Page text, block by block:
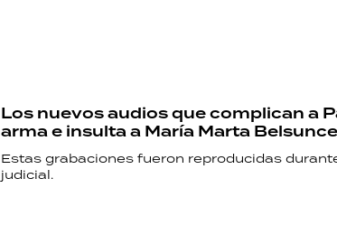
Los nuevos audios que complican a
arma e insulta a María Marta Belsunce
Estas grabaciones fueron reproducidas
judicial.